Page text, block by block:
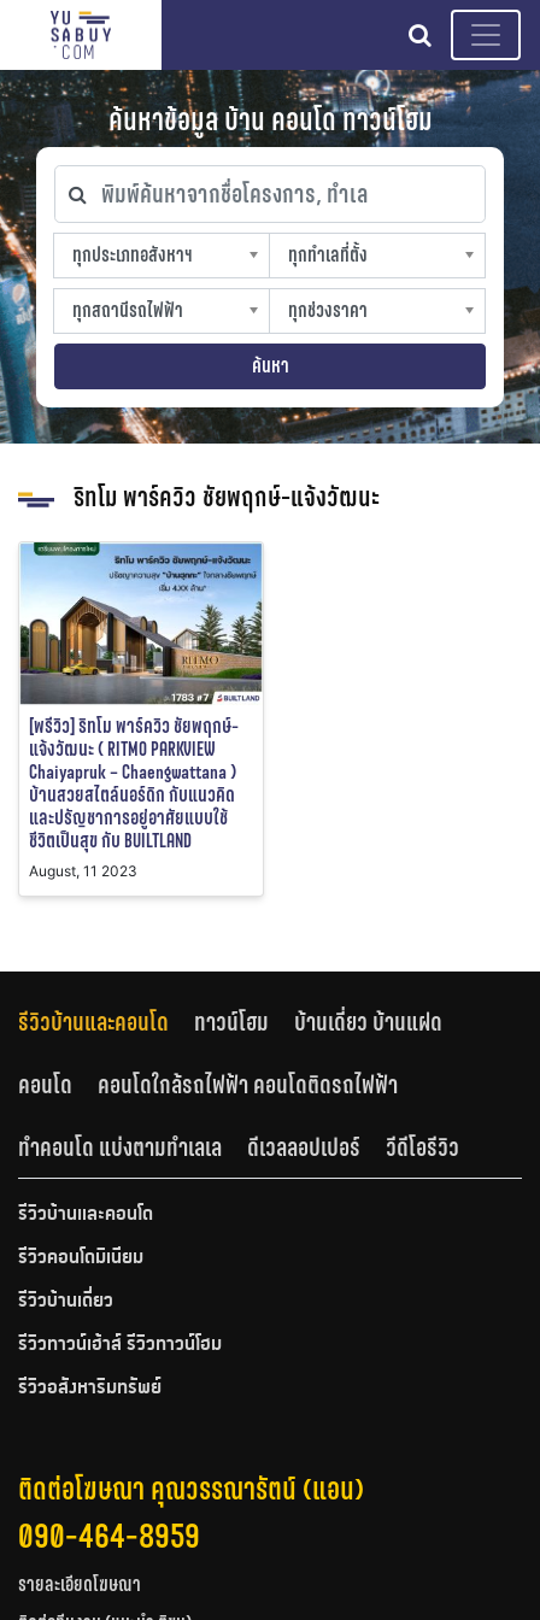
search
ค้นหาข้อมูล บ้าน คอนโด ทาวน์โฮม
พิมพ์ค้นหาจากชื่อโครงการ, ทำเล
ทุกประเภทอสังหาฯ
ทุกประเภทอสังหาฯ
sproperty
ทุกทำเลที่ตั้ง
ทุกทำเลที่ตั้ง
slocation
ทุกสถานีรถไฟฟ้า
ทุกสถานีรถไฟฟ้า
strain-station
ทุกช่วงราคา
ทุกช่วงราคา
sprice
ค้นหา
ริทโม พาร์ควิว ชัยพฤกษ์-แจ้งวัฒนะ
[พรีวิว] ริทโม พาร์ควิว ชัยพฤกษ์-
แจ้งวัฒนะ ( RITMO PARKVIEW
Chaiyapruk – Chaengwattana )
บ้านสวยสไตล์นอร์ดิก กับแนวคิด
และปรัญชาการอยู่อาศัยแบบใช้
ชีวิตเป็นสุข กับ BUILTLAND
August, 11 2023
รีวิวบ้านและคอนโด ทาวน์โฮม
บ้านเดี่ยว บ้านแฝด
คอนโด
คอนโดใกล้รถไฟฟ้า คอนโดติดรถไฟฟ้า
ทำคอนโด แบ่งตามทำเลเล
ดีเวลลอปเปอร์ วีดีโอรีวิว
รีวิวบ้านและคอนโด
รีวิวคอนโดมิเนียม
รีวิวบ้านเดี่ยว
รีวิวทาวน์เฮ้าส์ รีวิวทาวน์โฮม
รีวิวอสังหาริมทรัพย์
ติดต่อโฆษณา คุณวรรณารัตน์ (แอน)
090-464-8959
รายละเอียดโฆษณา